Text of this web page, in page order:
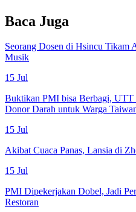
Baca Juga
Seorang Dosen di Hsincu Tikam
Musik
15 Jul
Buktikan PMI bisa Berbagi, UTT
Donor Darah untuk Warga
15 Jul
Akibat Cuaca Panas, Lansia di
15 Jul
PMI Dipekerjakan Dobel, Jadi
Restoran